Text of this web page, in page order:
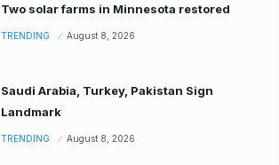
Two solar farms in Minnesota restored
TRENDING August 8, 2026
Saudi Arabia, Turkey, Pakistan Sign
Landmark
TRENDING August 8, 2026